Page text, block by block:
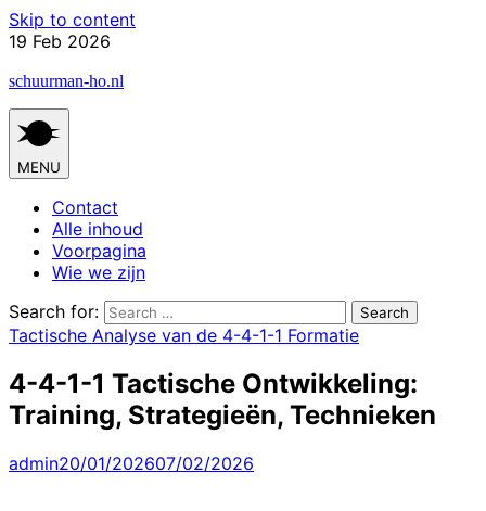
Skip to content
19 Feb 2026
schuurman-ho.nl
MENU
Contact
Alle inhoud
Voorpagina
Wie we zijn
Search for:
Tactische Analyse van de 4-4-1-1 Formatie
4-4-1-1 Tactische Ontwikkeling:
Training, Strategieën, Technieken
admin20/01/202607/02/2026